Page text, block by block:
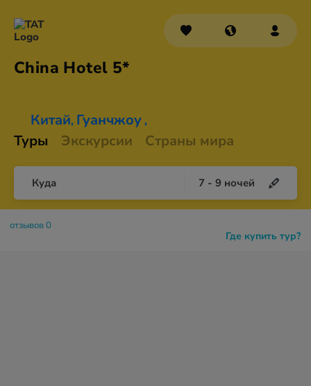
China Hotel 5*
Китай, Гуанчжоу ,
Туры Экскурсии Страны мира
Куда 7 - 9 ночей
Где купить тур?
отзывов 0